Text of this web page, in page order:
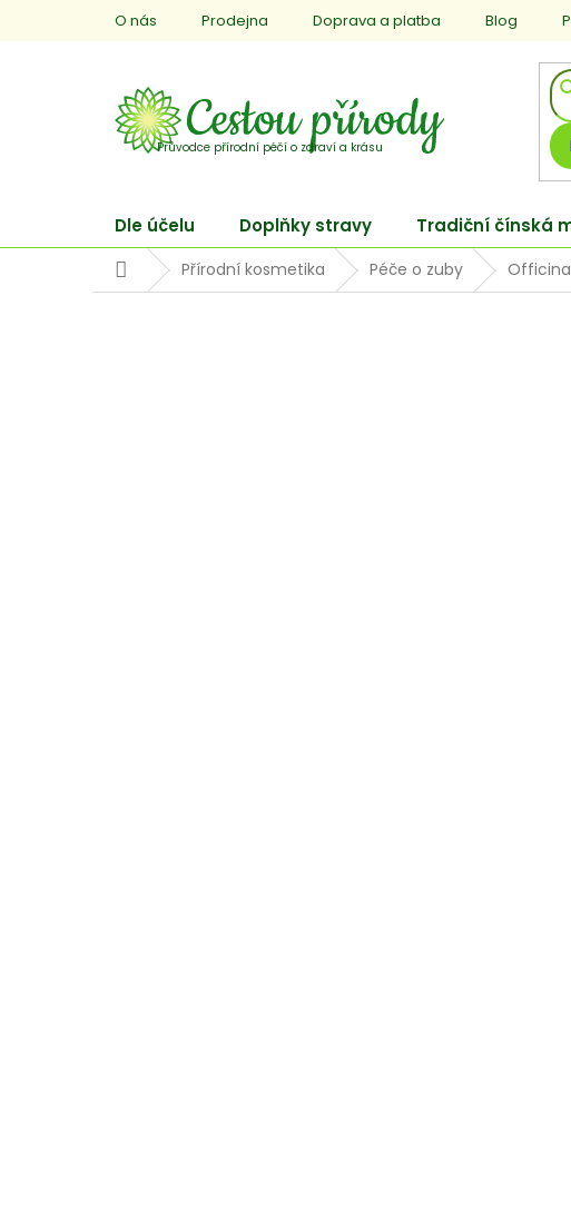
O nás Prodejna Doprava a platba Blog
Dle účelu Doplňky stravy Tradiční čínská
DomůPřírodní kosmetika Péče o zuby